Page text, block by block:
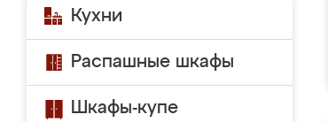
Кухни
Распашные шкафы
Шкафы-купе